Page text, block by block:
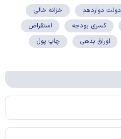
دولت دوازدهم
خزانه خالی
کسری بودجه
استقراض
اوراق بدهی
چاپ پول